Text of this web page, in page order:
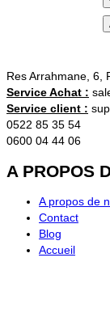
Res Arrahmane, 6,
Service Achat :
Service client :
0522 85 35 54
0600 04 44 06
A PROPOS
A propos de
Contact
Blog
Accueil